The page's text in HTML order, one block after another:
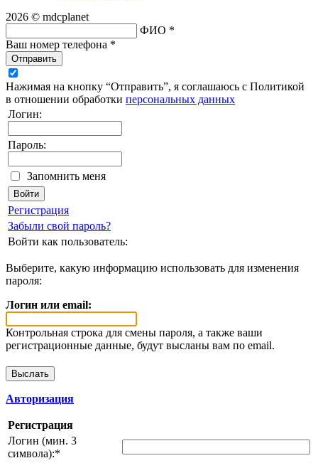
2026 © mdcplanet
ФИО *
Ваш номер телефона *
Отправить
Нажимая на кнопку “Отправить”, я соглашаюсь с Политикой
в отношении обработки персональных данных
Логин:
Пароль:
Запомнить меня
Регистрация
Забыли свой пароль?
Войти как пользователь:
Выберите, какую информацию использовать для изменения
пароля:
Логин или email:
Контрольная строка для смены пароля, а также ваши
регистрационные данные, будут высланы вам по email.
Авторизация
Регистрация
Логин (мин. 3
символа):*